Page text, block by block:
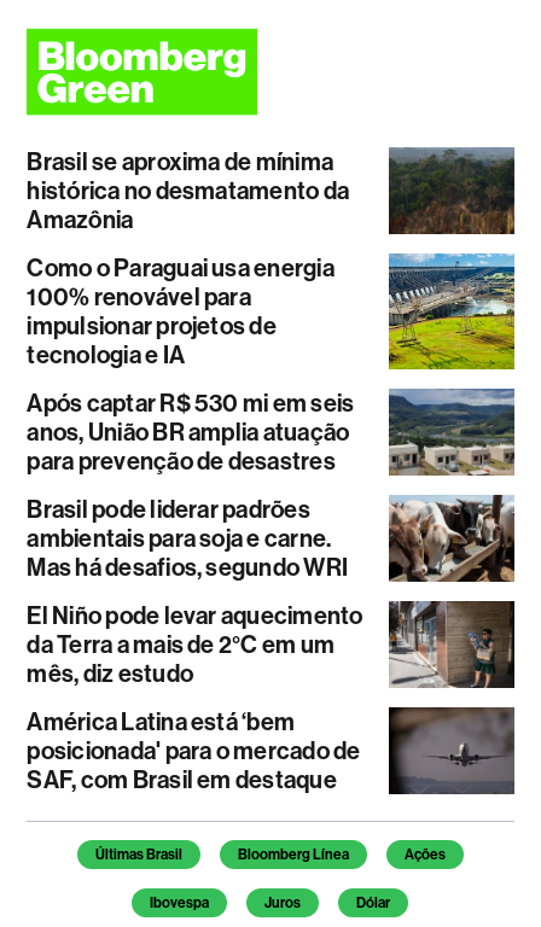
Brasil se aproxima de mínima
histórica no desmatamento da
Amazônia
Como o Paraguai usa energia
100% renovável para
impulsionar projetos de
tecnologia e IA
Após captar R$ 530 mi em seis
anos, União BR amplia atuação
para prevenção de desastres
Brasil pode liderar padrões
ambientais para soja e carne.
Mas há desafios, segundo WRI
El Niño pode levar aquecimento
da Terra a mais de 2°C em um
mês, diz estudo
América Latina está ‘bem
posicionada' para o mercado de
SAF, com Brasil em destaque
Temas deste artigo
Últimas Brasil Bloomberg Línea Ações
Ibovespa Juros Dólar